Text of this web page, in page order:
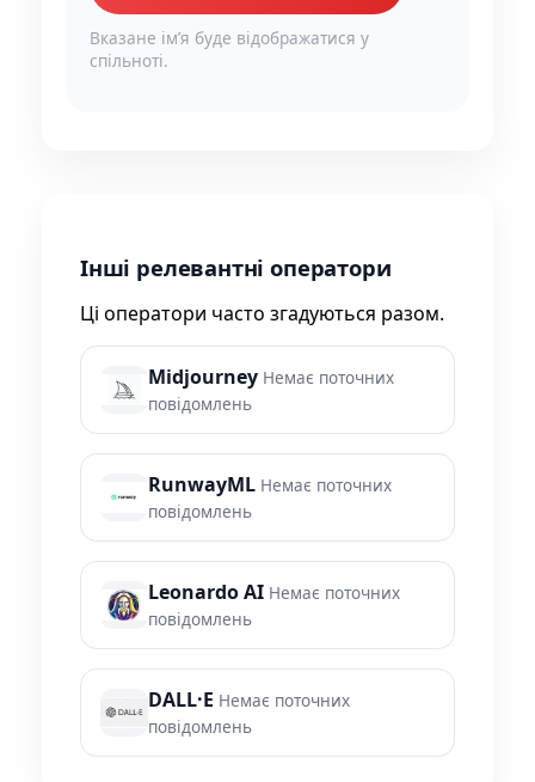
Вказане імʼя буде відображатися у
спільноті.
Інші релевантні оператори
Ці оператори часто згадуються разом.
Midjourney Немає поточних
повідомлень
RunwayML Немає поточних
повідомлень
Leonardo AI Немає поточних
повідомлень
DALL·E Немає поточних
повідомлень